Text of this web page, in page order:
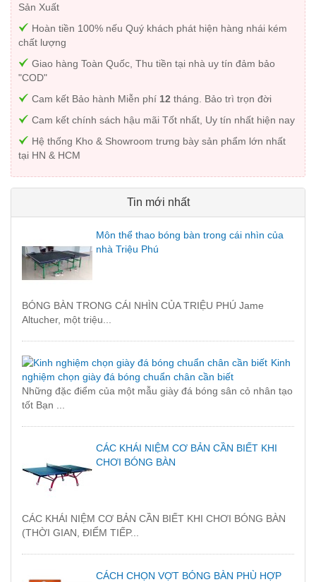
Sản Xuất
Hoàn tiền 100% nếu Quý khách phát hiện hàng nhái kém
chất lượng
Giao hàng Toàn Quốc, Thu tiền tại nhà uy tín đảm bảo
"COD"
Cam kết Bảo hành Miễn phí 12 tháng. Bảo trì trọn đời
Cam kết chính sách hậu mãi Tốt nhất, Uy tín nhất hiện nay
Hệ thống Kho & Showroom trưng bày sản phẩm lớn nhất
tại HN & HCM
Tin mới nhất
Môn thể thao bóng bàn trong cái nhìn của
nhà Triệu Phú
BÓNG BÀN TRONG CÁI NHÌN CỦA TRIỆU PHÚ Jame
Altucher, một triệu...
Kinh
nghiệm chọn giày đá bóng chuẩn chân cần biết
Những đặc điểm của một mẫu giày đá bóng sân cỏ nhân tạo
tốt Bạn ...
CÁC KHÁI NIỆM CƠ BẢN CẦN BIẾT KHI
CHƠI BÓNG BÀN
CÁC KHÁI NIỆM CƠ BẢN CẦN BIẾT KHI CHƠI BÓNG BÀN
(THỜI GIAN, ĐIỂM TIẾP...
CÁCH CHỌN VỢT BÓNG BÀN PHÙ HỢP